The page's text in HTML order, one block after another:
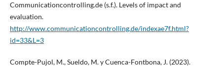
Communicationcontrolling.de (s.f.). Levels of impact and
evaluation.
http://www.communicationcontrolling.de/indexae7f.html?
id=33&L=3
Compte-Pujol, M., Sueldo, M. y Cuenca-Fontbona, J. (2023).